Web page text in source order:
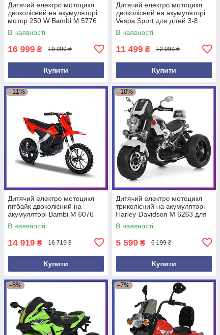
Дитячий електро мотоцикл
двоколісний на акумуляторі
мотор 250 W Bambi M 5776
для дітей від 6 років
Червоний
В наявності
16 999 ₴ 19 999 ₴
Купити
Дитячий електро мотоцикл
двоколісний на акумуляторі
Vespa Sport для дітей 3-8
років Синій
В наявності
11 499 ₴ 12 999 ₴
Купити
–11%
Дитячий електро мотоцикл
пітбайк двоколісний на
акумуляторі Bambi M 6076
для дітей 3-8 років Червоний
В наявності
14 919 ₴ 16 719 ₴
Купити
–10%
Дитячий електро мотоцикл
триколісний на акумуляторі
Harley-Davidson M 6263 для
дітей 3-8 років Білий
В наявності
5 599 ₴ 6 199 ₴
Купити
–8% –7%